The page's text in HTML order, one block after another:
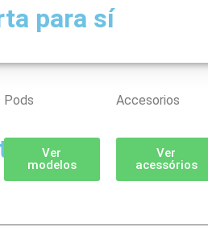
para sí
Pods
Ver
modelos
Accesorios
Ver
acessórios